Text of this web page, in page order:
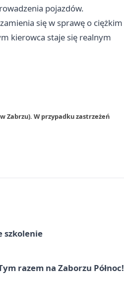
pojazdów.
się w sprawę o ciężkim
kierowca staje się realnym
Zabrzu). W przypadku zastrzeżeń
szkolenie
razem na Zaborzu Północ!